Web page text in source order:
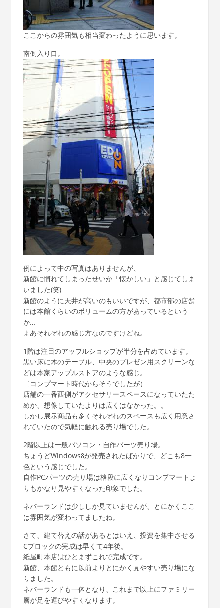
ここからの雰囲気も相当変わったように思います。
南側入り口。
例によって中の写真はありませんが、
新館に慣れてしまったせいか「懐かしい」と感じてしま
いました(笑)
新館のように天井が高いのもいいですが、都市部の店舗
には本館くらいのボリュームの方があっているという
か…
まあそれぞれの感じ方なのですけどね。
1階は注目のアップルショップが半分を占めています。
黒い床に木のテーブル、中央のプレゼン用スクリーンな
どは本家アップルストアのような感じ。
（コンプマート時代からそうでしたが）
店舗の一番西側がアクセサリースペースになっていたた
めか、想像していたよりは広くはなかった。。
しかし展示商品も多くそれぞれのスペースも広く用意さ
れていたので気軽に触れる売り場でした。
2階以上は一般パソコン・自作パーツ売り場。
ちょうどWindows8が発売されたばかりで、どこも8一
色という感じでした。
自作PCパーツの売り場は格段に広くなりコンプマートよ
りもかなり見やすくなった印象でした。
ネバーランドは少ししか見ていませんが、とにかくここ
は雰囲気が変わってましたね。
さて、建て替えの話があるとはいえ、投資を集中させる
Cブロックの完成は早くて4年後。
紙屋町本店はひとまずこれで完成です。
新館、本館ともに以前よりとにかく見やすい売り場にな
りました。
ネバーランドも一体となり、これまで以上にファミリー
層が足を運びやすくなります。